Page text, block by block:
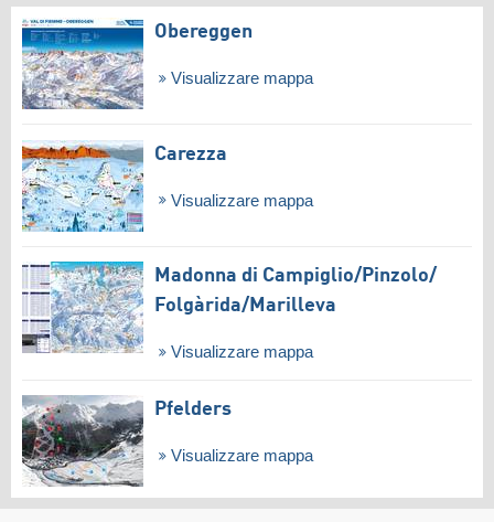
Obereggen
Visualizzare mappa
Carezza
Visualizzare mappa
Madonna di Campiglio/​Pinzolo/​
Folgàrida/​Marilleva
Visualizzare mappa
Pfelders
Visualizzare mappa